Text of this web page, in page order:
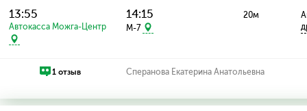
13:55
Автокасса Можга-Центр
14:15
M-7
20м
1 отзыв Сперанова Екатерина Анатольевна